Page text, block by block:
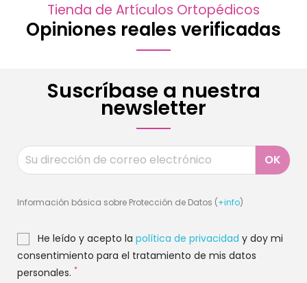
Tienda de Artículos Ortopédicos
Opiniones reales verificadas
Suscríbase a nuestra
newsletter
Información básica sobre Protección de Datos (+info)
He leído y acepto la política de privacidad y doy mi
consentimiento para el tratamiento de mis datos
personales. *